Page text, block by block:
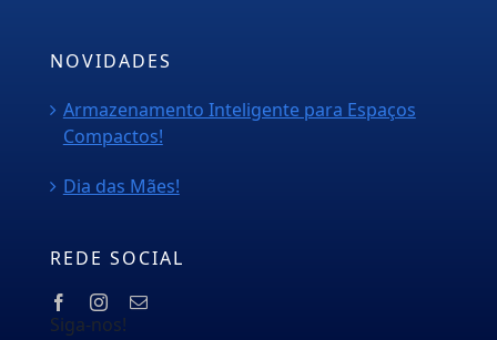
NOVIDADES
Armazenamento Inteligente para Espaços
Compactos!
Dia das Mães!
REDE SOCIAL
Siga-nos!